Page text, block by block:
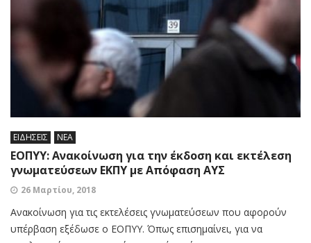
ΕΙΔΗΣΕΙΣ ΝΕΑ
ΕΟΠΥΥ: Ανακοίνωση για την έκδοση και εκτέλεση
γνωματεύσεων ΕΚΠΥ με Απόφαση ΑΥΣ
26 Μαρτίου, 2018
Ανακοίνωση για τις εκτελέσεις γνωματεύσεων που αφορούν
υπέρβαση εξέδωσε ο ΕΟΠΥΥ. Όπως επισημαίνει, για να